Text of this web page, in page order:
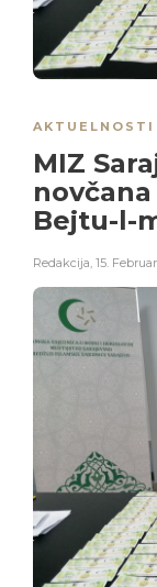
AKTUELNOSTI
MIZ
Bejtu-l-
Redakcija, 15.